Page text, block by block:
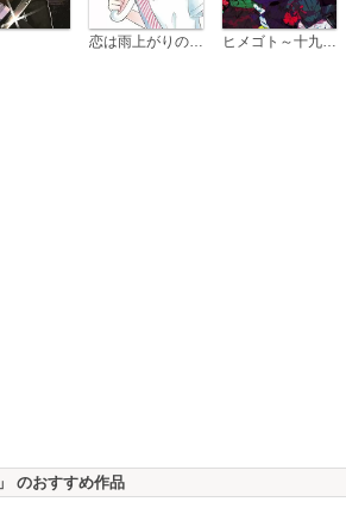
ヒメゴト～十九歳の制服～
」 のおすすめ作品